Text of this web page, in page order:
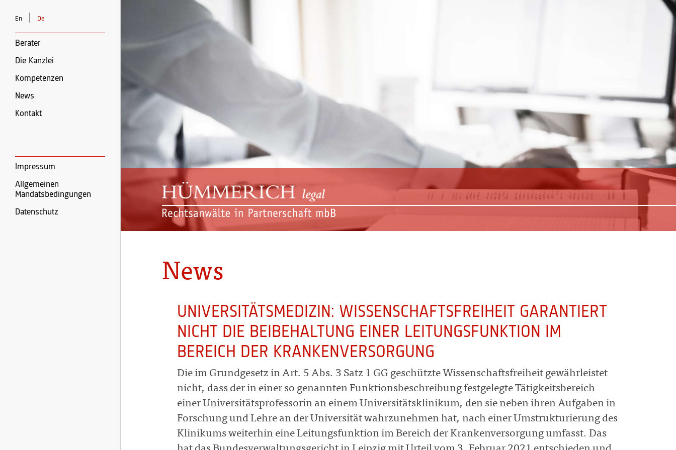
En De
Berater
Die Kanzlei
Kompetenzen
News
Kontakt
Impressum
Allgemeinen
Mandatsbedingungen
Datenschutz
News
UNIVERSITÄTSMEDIZIN: WISSENSCHAFTSFREIHEIT GARANTIERT
NICHT DIE BEIBEHALTUNG EINER LEITUNGSFUNKTION IM
BEREICH DER KRANKENVERSORGUNG
Die im Grundgesetz in Art. 5 Abs. 3 Satz 1 GG geschützte Wissenschaftsfreiheit gewährleistet
nicht, dass der in einer so genannten Funktionsbeschreibung festgelegte Tätigkeitsbereich
einer Universitätsprofessorin an einem Universitätsklinikum, den sie neben ihren Aufgaben in
Forschung und Lehre an der Universität wahrzunehmen hat, nach einer Umstrukturierung des
Klinikums weiterhin eine Leitungsfunktion im Bereich der Krankenversorgung umfasst. Das